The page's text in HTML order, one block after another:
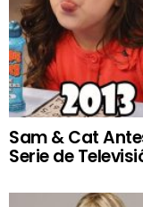
Sam & Cat
Serie de